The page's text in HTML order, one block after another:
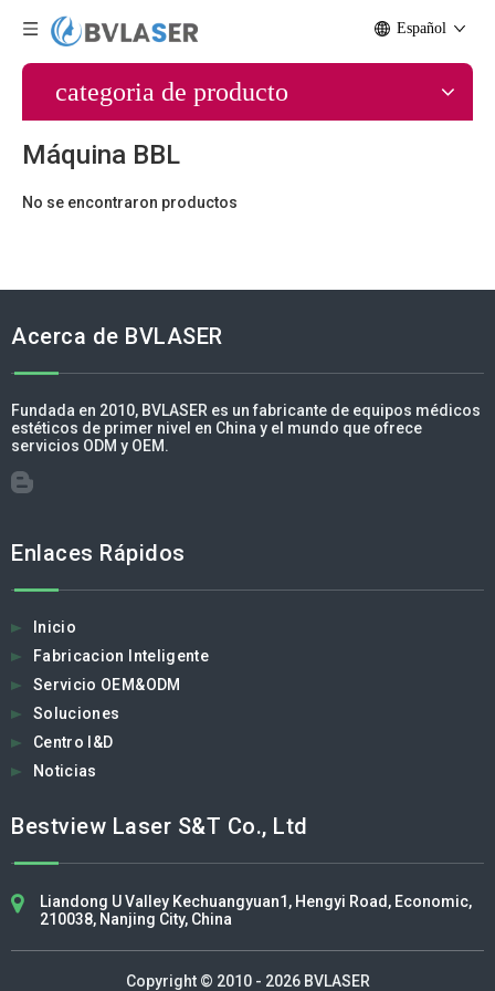
Español
categoria de producto
Máquina BBL
No se encontraron productos
Acerca de BVLASER
Fundada en 2010, BVLASER es un fabricante de equipos médicos
estéticos de primer nivel en China y el mundo que ofrece
servicios ODM y OEM.
Enlaces Rápidos
Inicio
Fabricacion Inteligente
Servicio OEM&ODM
Soluciones
Centro I&D
Noticias
Bestview Laser S&T Co., Ltd​​​​​​​​​​​​​​
Liandong U Valley Kechuangyuan1, Hengyi Road, Economic,
210038, Nanjing City, China
Copyright © 2010 - 2026 BVLASER